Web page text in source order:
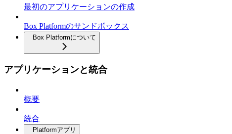
最初のアプリケーションの作成
Box Platformのサンドボックス
Box Platformについて
アプリケーションと統合
概要
統合
Platformアプリ